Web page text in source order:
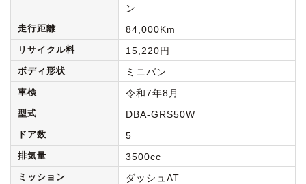
ン
走行距離 84,000Km
リサイクル料 15,220円
ボディ形状 ミニバン
車検 令和7年8月
型式 DBA-GRS50W
ドア数 5
排気量 3500cc
ミッション ダッシュAT